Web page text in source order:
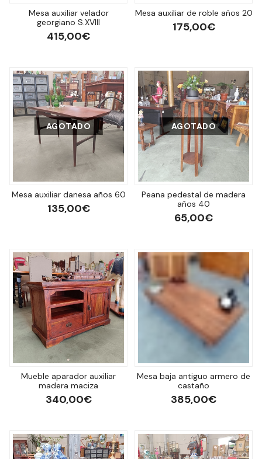
Mesa auxiliar velador
georgiano S.XVIII
415,00€
Mesa auxiliar de roble años 20
175,00€
AGOTADO
Mesa auxiliar danesa años 60
135,00€
AGOTADO
Peana pedestal de madera
años 40
65,00€
Mueble aparador auxiliar
madera maciza
340,00€
Mesa baja antiguo armero de
castaño
385,00€